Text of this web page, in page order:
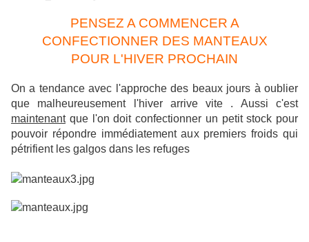
PENSEZ A COMMENCER A
CONFECTIONNER DES MANTEAUX
POUR L'HIVER PROCHAIN
On a tendance avec l'approche des beaux jours à oublier
que malheureusement l'hiver arrive vite . Aussi c'est
maintenantque l'on doit confectionner un petit stock pour
pouvoir répondre immédiatement aux premiers froids qui
pétrifient les galgos dans les refuges